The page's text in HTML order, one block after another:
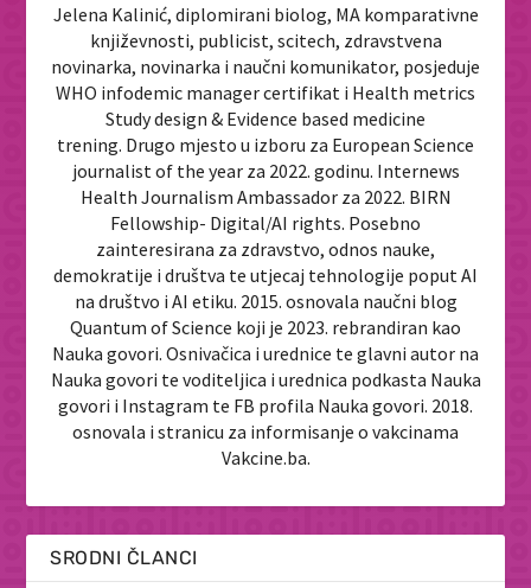
Jelena Kalinić, diplomirani biolog, MA komparativne
književnosti, publicist, scitech, zdravstvena
novinarka, novinarka i naučni komunikator, posjeduje
WHO infodemic manager certifikat i Health metrics
Study design & Evidence based medicine
trening. Drugo mjesto u izboru za European Science
journalist of the year za 2022. godinu. Internews
Health Journalism Ambassador za 2022. BIRN
Fellowship- Digital/AI rights. Posebno
zainteresirana za zdravstvo, odnos nauke,
demokratije i društva te utjecaj tehnologije poput AI
na društvo i AI etiku. 2015. osnovala naučni blog
Quantum of Science koji je 2023. rebrandiran kao
Nauka govori. Osnivačica i urednice te glavni autor na
Nauka govori te voditeljica i urednica podkasta Nauka
govori i Instagram te FB profila Nauka govori. 2018.
osnovala i stranicu za informisanje o vakcinama
Vakcine.ba.
SRODNI ČLANCI